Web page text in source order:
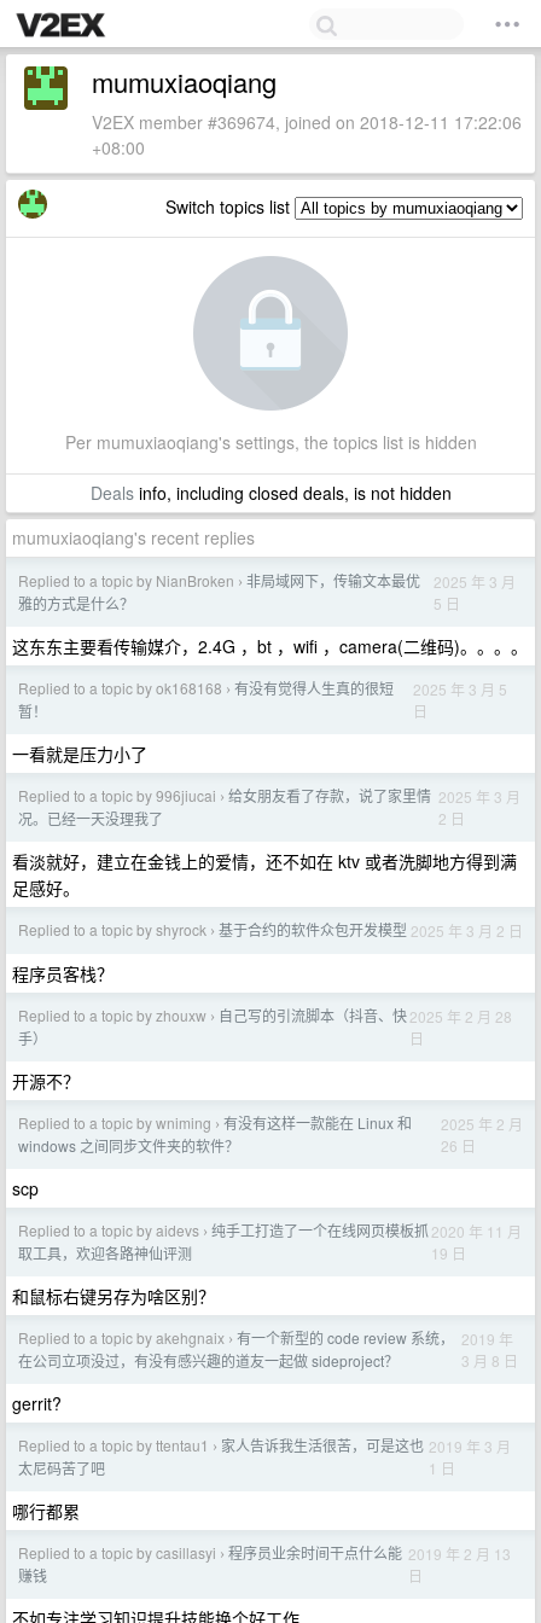
mumuxiaoqiang
V2EX member #369674, joined on 2018-12-11 17:22:06
+08:00
Switch topics list
Per mumuxiaoqiang's settings, the topics list is hidden
Dealsinfo, including closed deals, is not hidden
mumuxiaoqiang's recent replies
Replied to a topic by NianBroken › 非局域网下，传输文本最优
雅的方式是什么？
2025 年 3 月
5 日
这东东主要看传输媒介，2.4G ，bt ，wifi ，camera(二维码)。。。。
Replied to a topic by ok168168 › 有没有觉得人生真的很短
暂！
2025 年 3 月 5
日
一看就是压力小了
Replied to a topic by 996jiucai › 给女朋友看了存款，说了家里情
况。已经一天没理我了
2025 年 3 月
2 日
看淡就好，建立在金钱上的爱情，还不如在 ktv 或者洗脚地方得到满
足感好。
Replied to a topic by shyrock › 基于合约的软件众包开发模型 2025 年 3 月 2 日
程序员客栈？
Replied to a topic by zhouxw › 自己写的引流脚本（抖音、快
手）
2025 年 2 月 28
日
开源不？
Replied to a topic by wniming › 有没有这样一款能在 Linux 和
windows 之间同步文件夹的软件？
2025 年 2 月
26 日
scp
Replied to a topic by aidevs › 纯手工打造了一个在线网页模板抓
取工具，欢迎各路神仙评测
2020 年 11 月
19 日
和鼠标右键另存为啥区别？
Replied to a topic by akehgnaix › 有一个新型的 code review 系统，
在公司立项没过，有没有感兴趣的道友一起做 sideproject？
2019 年
3 月 8 日
gerrit?
Replied to a topic by ttentau1 › 家人告诉我生活很苦，可是这也
太尼码苦了吧
2019 年 3 月
1 日
哪行都累
Replied to a topic by casillasyi › 程序员业余时间干点什么能
赚钱
2019 年 2 月 13
日
不如专注学习知识提升技能换个好工作